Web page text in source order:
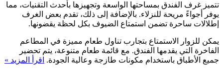
تتميز غرف الفندق بمساحتها الواسعة وتجهيزها بأحدث التقنيات، مما
يوفر أجواءً مريحة للنزلاء. بالإضافة إلى ذلك، تقدم بعض الغرف
إطلالات ساحرة تضمن استمتاع الضيوف بكل لحظة يقضونها.
يمكن للزوار الاستمتاع بتجارب تناول طعام مميزة في المطاعم
الفاخرة التي يقدمها الفندق. مع قائمة طعام متنوعة، يتم تحضير
جميع الأطباق باستخدام مكونات طازجة وعالية الجودة. اقرأ المزيد »